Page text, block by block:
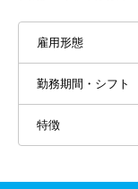
雇用形態
勤務期間・シフト
特徴